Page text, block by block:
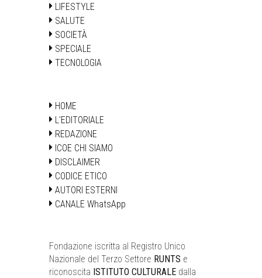
LIFESTYLE
SALUTE
SOCIETÀ
SPECIALE
TECNOLOGIA
HOME
L'EDITORIALE
REDAZIONE
ICOE CHI SIAMO
DISCLAIMER
CODICE ETICO
AUTORI ESTERNI
CANALE WhatsApp
Fondazione iscritta al Registro Unico
Nazionale del Terzo Settore RUNTS e
riconoscita ISTITUTO CULTURALE dalla